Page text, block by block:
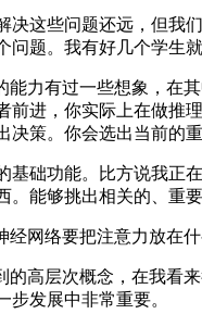
些问题还远，但我们
问题。我有好几个学生
力有过一些想象，在其
前进，你实际上在做推
决策。你会选出当前的
功能。比方说我正在
。能够挑出相关的、重
络要把注意力放在什
高层次概念，在我看来
发展中非常重要。